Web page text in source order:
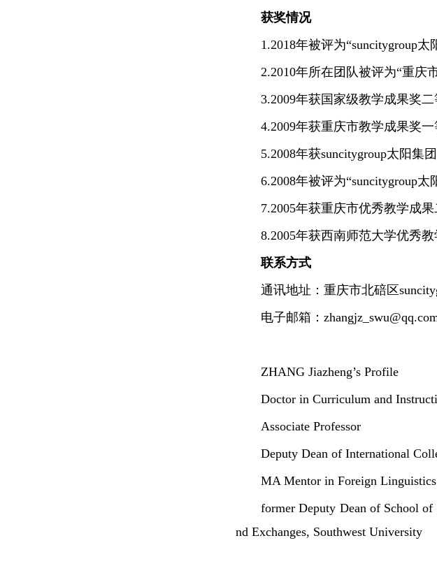
获奖情况
1.2018年被评为“suncitygroup
2.2010年所在团队被评为“重庆
3.2009年获国家级教学成果奖二
4.2009年获重庆市教学成果奖一
5.2008年获suncitygroup太阳集
6.2008年被评为“suncitygroup
7.2005年获重庆市优秀教学成
8.2005年获西南师范大学优秀
联系方式
通讯地址：重庆市北碚区
电子邮箱：
ZHANG Jiazheng’s Profile
Doctor in Curriculum and
Associate Professor
Deputy Dean of International
MA Mentor in Foreign Linguistics
former Deputy Dean of School
nd Exchanges, Southwest University